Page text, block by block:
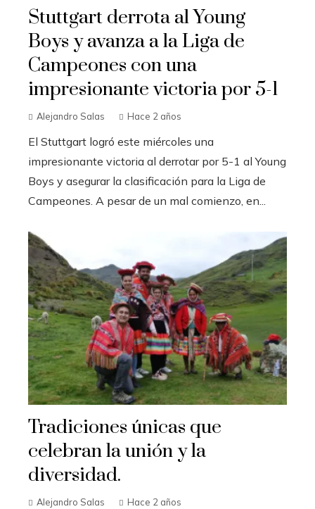
Stuttgart derrota al Young
Boys y avanza a la Liga de
Campeones con una
impresionante victoria por 5-1
Alejandro Salas Hace 2 años
El Stuttgart logró este miércoles una
impresionante victoria al derrotar por 5-1 al Young
Boys y asegurar la clasificación para la Liga de
Campeones. A pesar de un mal comienzo, en...
Tradiciones únicas que
celebran la unión y la
diversidad.
Alejandro Salas Hace 2 años